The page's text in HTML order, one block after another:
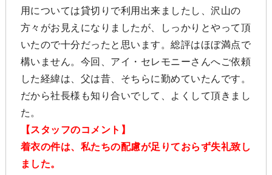
用については貸切りで利用出来ましたし、沢山の
方々がお見えになりましたが、しっかりとやって頂
いたので十分だったと思います。総評はほぼ満点で
構いません。今回、アイ・セレモニーさんへご依頼
した経緯は、父は昔、そちらに勤めていたんです。
だから社長様も知り合いでして、よくして頂きまし
た。
【スタッフのコメント】
着衣の件は、私たちの配慮が足りておらず失礼致し
ました。